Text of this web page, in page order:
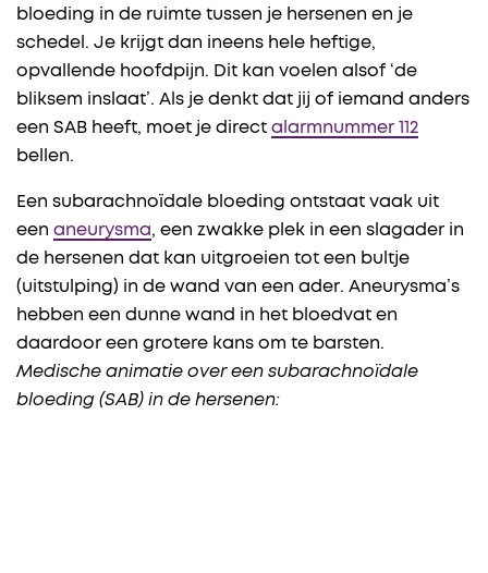
bloeding in de ruimte tussen je hersenen en je
schedel. Je krijgt dan ineens hele heftige,
opvallende hoofdpijn. Dit kan voelen alsof ‘de
bliksem inslaat’. Als je denkt dat jij of iemand anders
een SAB heeft, moet je direct alarmnummer 112
bellen.
Een subarachnoïdale bloeding ontstaat vaak uit
een aneurysma, een zwakke plek in een slagader in
de hersenen dat kan uitgroeien tot een bultje
(uitstulping) in de wand van een ader. Aneurysma’s
hebben een dunne wand in het bloedvat en
daardoor een grotere kans om te barsten.
Medische animatie over een subarachnoïdale
bloeding (SAB) in de hersenen: